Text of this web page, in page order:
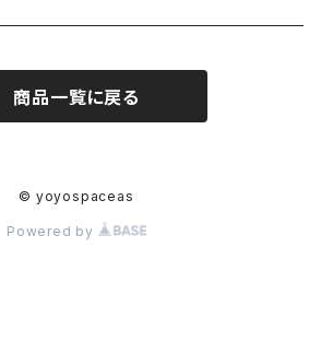
商品一覧に戻る
© yoyospaceas
Powered by